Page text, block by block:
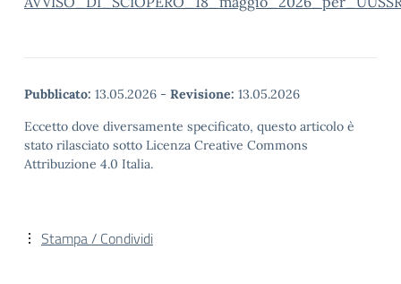
Pubblicato: 13.05.2026 - Revisione: 13.05.2026
Eccetto dove diversamente specificato, questo articolo è
stato rilasciato sotto Licenza Creative Commons
Attribuzione 4.0 Italia.
Stampa / Condividi